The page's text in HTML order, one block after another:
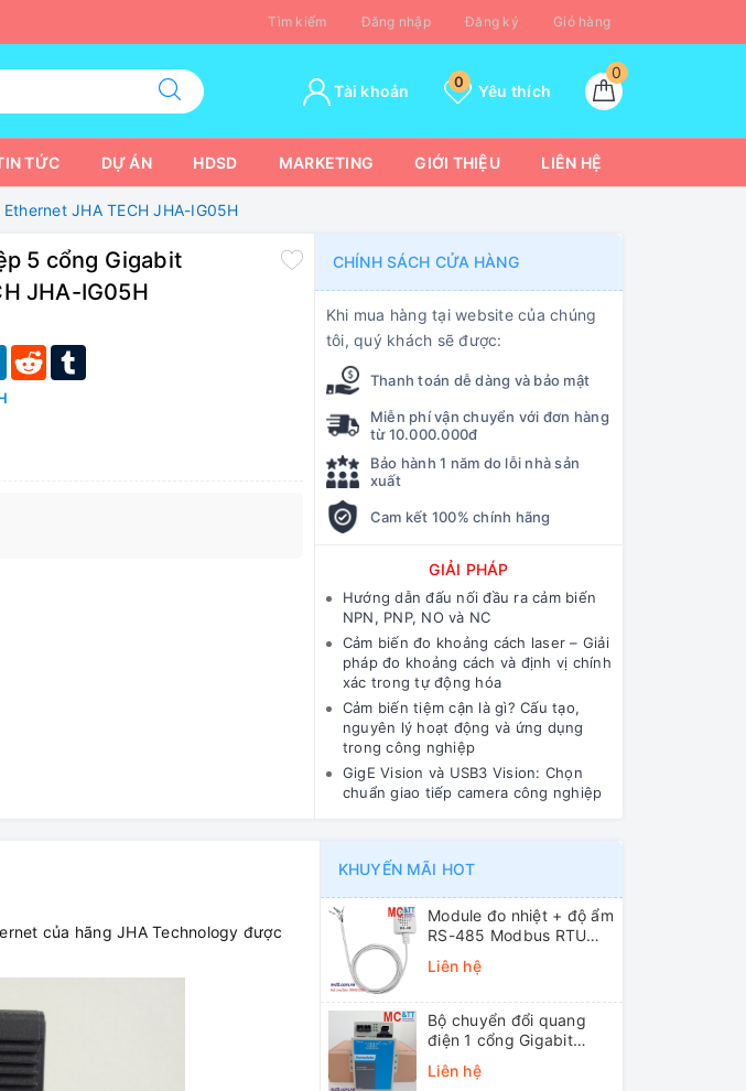
Tìm kiếm Đăng nhập Đăng ký Giỏ hàng
0
Yêu thích
0
Tài khoản
TỨC DỰ ÁN HDSD MARKETING GIỚI THIỆU LIÊN HỆ
JHA TECH JHA-IG05H
5 cổng Gigabit
JHA-IG05H
LinkedIn
Reddit
CHÍNH SÁCH CỬA HÀNG
Khi mua hàng tại website của chúng
tôi, quý khách sẽ được:
Thanh toán dễ dàng và bảo mật
Miễn phí vận chuyển với đơn hàng
từ 10.000.000đ
Bảo hành 1 năm do lỗi nhà sản
xuất
Cam kết 100% chính hãng
GIẢI PHÁP
Hướng dẫn đấu nối đầu ra cảm biến
NPN, PNP, NO và NC
Cảm biến đo khoảng cách laser – Giải
pháp đo khoảng cách và định vị chính
xác trong tự động hóa
Cảm biến tiệm cận là gì? Cấu tạo,
nguyên lý hoạt động và ứng dụng
trong công nghiệp
GigE Vision và USB3 Vision: Chọn
chuẩn giao tiếp camera công nghiệp
của hãng JHA Technology được
KHUYẾN MÃI HOT
Module đo nhiệt + độ ẩm
RS-485 Modbus RTU
ICP DAS DL-10 CR
Liên hệ
Bộ chuyển đổi quang
điện 1 cổng Gigabit
Ethernet 3Onedata
MODEL3012-S-SC-
Liên hệ